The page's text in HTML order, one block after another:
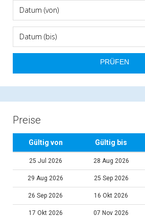
Preise
Gültig von Gültig bis
25 Jul 2026 28 Aug 2026
29 Aug 2026 25 Sep 2026
26 Sep 2026 16 Okt 2026
17 Okt 2026 07 Nov 2026